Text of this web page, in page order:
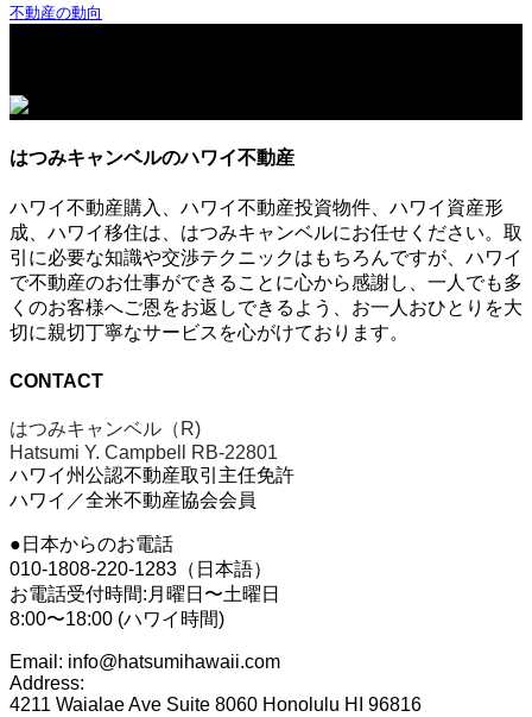
不動産の動向
はつみキャンベルのハワイ不動産
ハワイ不動産購入、ハワイ不動産投資物件、ハワイ資産形
成、ハワイ移住は、はつみキャンベルにお任せください。取
引に必要な知識や交渉テクニックはもちろんですが、ハワイ
で不動産のお仕事ができることに心から感謝し、一人でも多
くのお客様へご恩をお返しできるよう、お一人おひとりを大
切に親切丁寧なサービスを心がけております。
CONTACT
はつみキャンベル（R)
Hatsumi Y. Campbell RB-22801
ハワイ州公認不動産取引主任免許
ハワイ／全米不動産協会会員
●日本からのお電話
010-1808-220-1283（日本語）
お電話受付時間:月曜日〜土曜日
8:00〜18:00 (ハワイ時間)
Email: info@hatsumihawaii.com
Address:
4211 Waialae Ave Suite 8060 Honolulu HI 96816